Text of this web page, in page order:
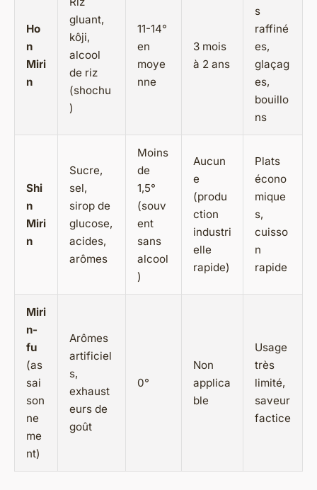
Ho
n
Miri
n
gluant,
kôji,
alcool
de riz
(shochu
)
11-14°
en
moye
nne
3 mois
à 2 ans
s
raffiné
es,
glaçag
es,
bouillo
ns
Shi
n
Miri
n
Sucre,
sel,
sirop de
glucose,
acides,
arômes
Moins
de
1,5°
(souv
ent
sans
alcool
)
Aucun
e
(produ
ction
industri
elle
rapide)
Plats
écono
mique
s,
cuisso
n
rapide
Miri
n-
fu
(as
sai
son
ne
me
nt)
Arômes
artificiel
s,
exhaust
eurs de
goût
0°
Non
applica
ble
Usage
très
limité,
saveur
factice